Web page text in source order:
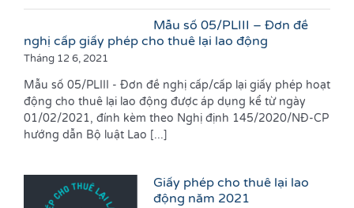
Mẫu số 05/PLIII – Đơn đề
nghị cấp giấy phép cho thuê lại lao động
Tháng 12 6, 2021
Mẫu số 05/PLIII - Đơn đề nghị cấp/cấp lại giấy phép hoạt
động cho thuê lại lao động được áp dụng kể từ ngày
01/02/2021, đính kèm theo Nghị định 145/2020/NĐ-CP
hướng dẫn Bộ luật Lao [...]
Giấy phép cho thuê lại lao
động năm 2021